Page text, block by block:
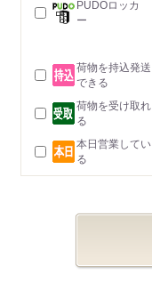
PUDOロッカ
ー
荷物を持込発送
できる
荷物を受け取れ
る
本日営業してい
る